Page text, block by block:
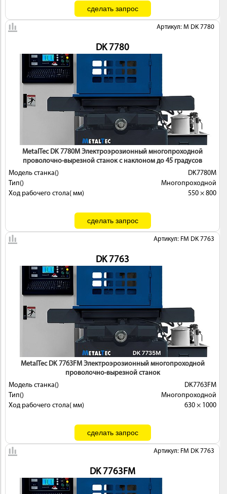
Артикул: M DK 7780
DK 7780
MetalTec DK 7780М Электроэрозионный многопроходной
проволочно-вырезной станок с наклоном до 45 градусов
Модель станка()
DK7780М
Тип()
Многопроходной
Ход рабочего стола( мм)
550 × 800
Артикул: FM DK 7763
DK 7763
MetalTec DK 7763FМ Электроэрозионный многопроходной
проволочно-вырезной станок
Модель станка()
DK7763FМ
Тип()
Многопроходной
Ход рабочего стола( мм)
630 × 1000
Артикул: FM DK 7763
DK 7763FМ